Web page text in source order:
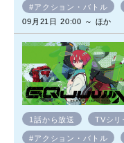
#アクション・バトル
09月21日 20:00 ～ ほか
1話から放送 TVシリ
#アクション・バトル